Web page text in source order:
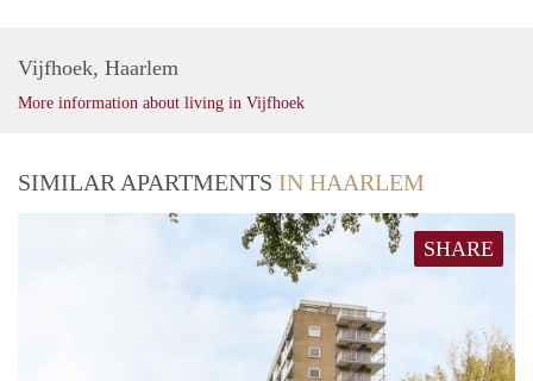
Vijfhoek, Haarlem
More information about living in Vijfhoek
SIMILAR APARTMENTS IN HAARLEM
SHARE